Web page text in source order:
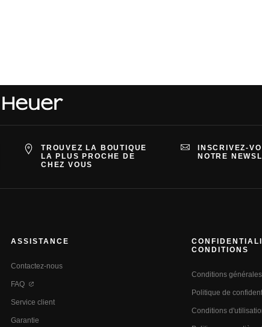
TROUVEZ LA BOUTIQUE
LA PLUS PROCHE DE
CHEZ VOUS
INSCRIVEZ-
NOTRE
ASSISTANCE
Contactez-nous
FAQ
Service client
Garantie
CONDITIONS
Conditions générales
Politique de
Conditions